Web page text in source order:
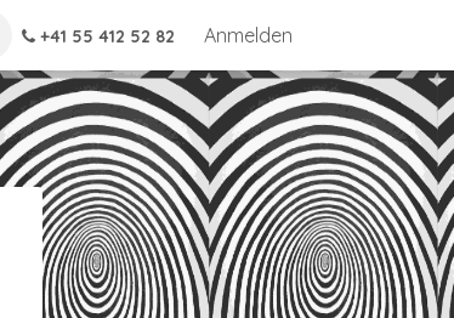
+41 55 412 52 82 Anmelden